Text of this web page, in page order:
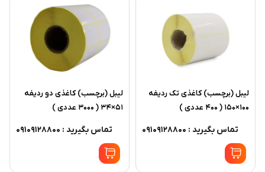
ليبل (برچسب) کاغذی تک رديفه
100×150 ( 400 عددی )
تماس بگیرید : 09109128800
ليبل (برچسب) کاغذی دو رديفه
51×34 ( 3000 عددی )
تماس بگیرید : 09109128800